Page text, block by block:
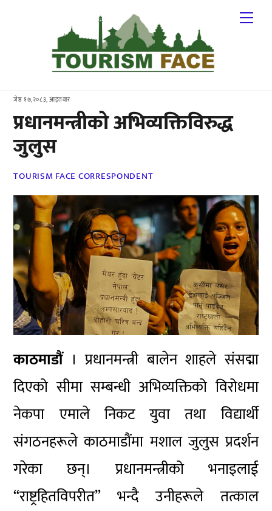
जेष्ठ १७,२०८३, आइतवार
प्रधानमन्त्रीको अभिव्यक्तिविरुद्ध
जुलुस
TOURISM FACE CORRESPONDENT
काठमाडौं । प्रधानमन्त्री बालेन शाहले संसद्मा
दिएको सीमा सम्बन्धी अभिव्यक्तिको विरोधमा
नेकपा एमाले निकट युवा तथा विद्यार्थी
संगठनहरूले काठमाडौंमा मशाल जुलुस प्रदर्शन
गरेका छन्। प्रधानमन्त्रीको भनाइलाई
“राष्ट्रहितविपरीत” भन्दै उनीहरूले तत्काल